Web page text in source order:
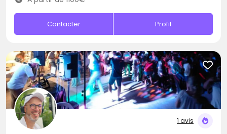
Contacter Profil
1 avis